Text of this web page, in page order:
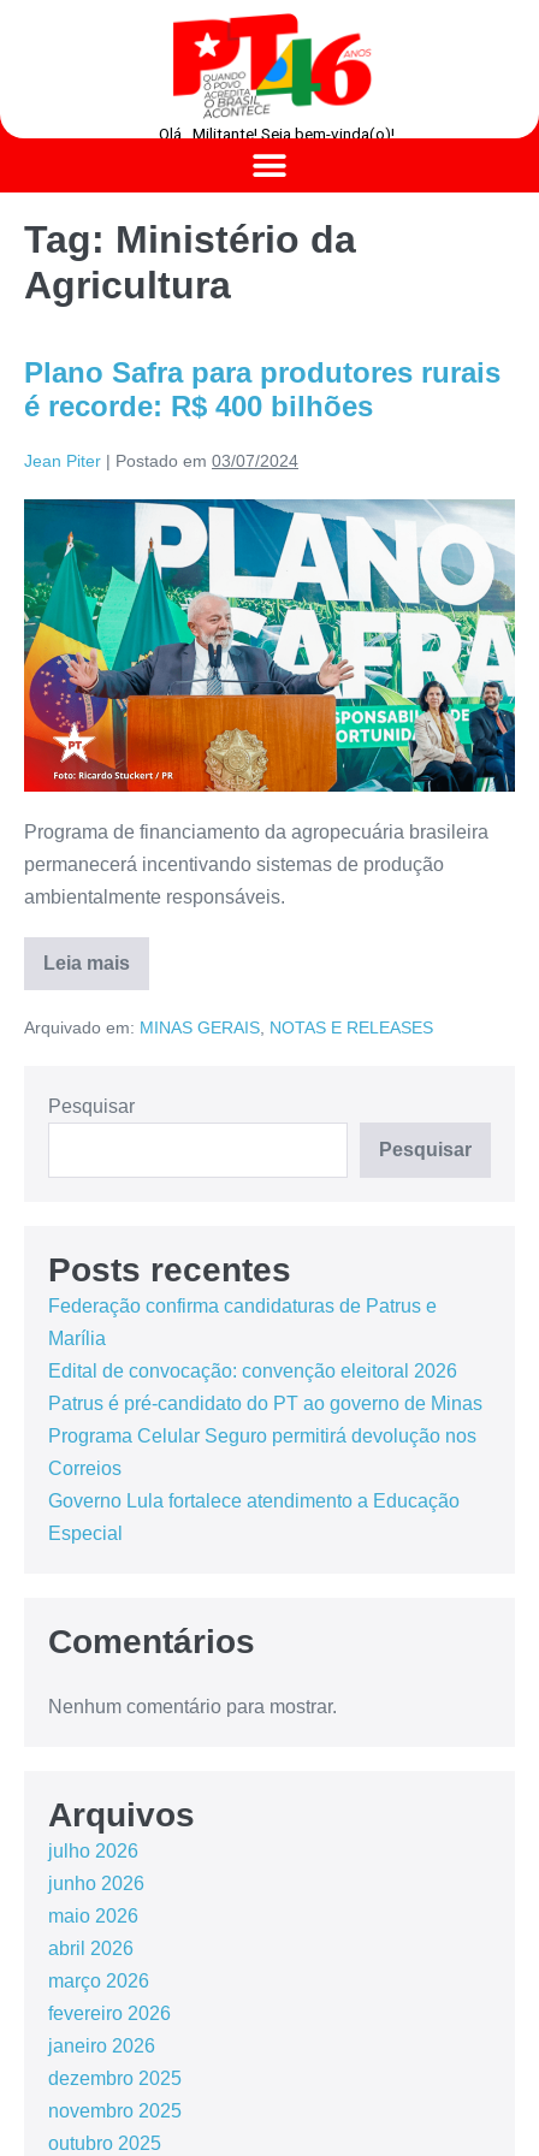
Olá , Militante! Seja bem-vinda(o)!
Tag: Ministério da
Agricultura
Plano Safra para produtores rurais
é recorde: R$ 400 bilhões
Jean Piter | Postado em 03/07/2024
Programa de financiamento da agropecuária brasileira
permanecerá incentivando sistemas de produção
ambientalmente responsáveis.
Leia mais
Arquivado em: MINAS GERAIS NOTAS E RELEASES
Pesquisar
Pesquisar
Posts recentes
Federação confirma candidaturas de Patrus e
Marília
Edital de convocação: convenção eleitoral 2026
Patrus é pré-candidato do PT ao governo de Minas
Programa Celular Seguro permitirá devolução nos
Correios
Governo Lula fortalece atendimento a Educação
Especial
Comentários
Nenhum comentário para mostrar.
Arquivos
julho 2026
junho 2026
maio 2026
abril 2026
março 2026
fevereiro 2026
janeiro 2026
dezembro 2025
novembro 2025
outubro 2025